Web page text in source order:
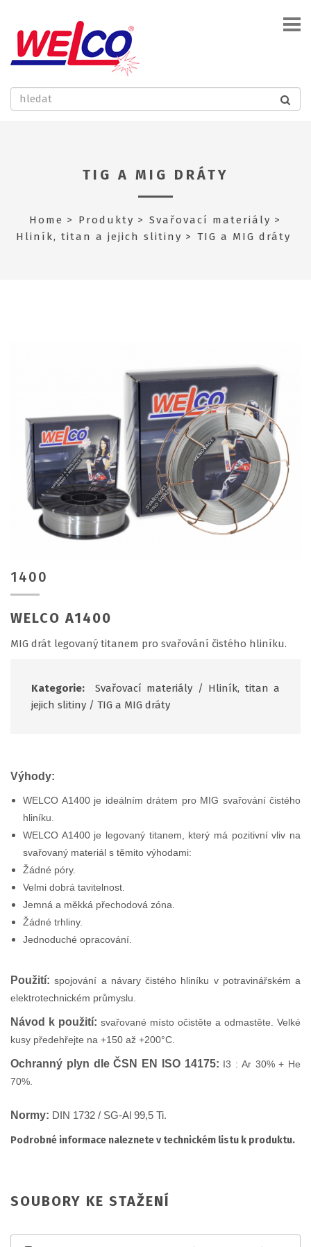
TIG A MIG DRÁTY
Home Produkty
Svařovací materiály
Hliník, titan a jejich slitiny
TIG a MIG dráty
1400
WELCO A1400
MIG drát legovaný titanem pro svařování čistého hliníku.
Kategorie: Svařovací materiály / Hliník, titan a
jejich slitiny / TIG a MIG dráty
Výhody:
WELCO A1400 je ideálním drátem pro MIG svařování čistého
hliníku.
WELCO A1400 je legovaný titanem, který má pozitivní vliv na
svařovaný materiál s těmito výhodami:
Žádné póry.
Velmi dobrá tavitelnost.
Jemná a měkká přechodová zóna.
Žádné trhliny.
Jednoduché opracování.
Použití:spojování a návary čistého hliníku v potravinářském a
elektrotechnickém průmyslu.
Návod k použití: svařované místo očistěte a odmastěte. Velké
kusy předehřejte na +150 až +200°C.
Ochranný plyn dle ČSN EN ISO 14175: I3 : Ar 30% + He
70%.
Normy: DIN 1732 / SG-Al 99,5 Ti.
Podrobné informace naleznete v technickém listu k produktu.
SOUBORY KE STAŽENÍ